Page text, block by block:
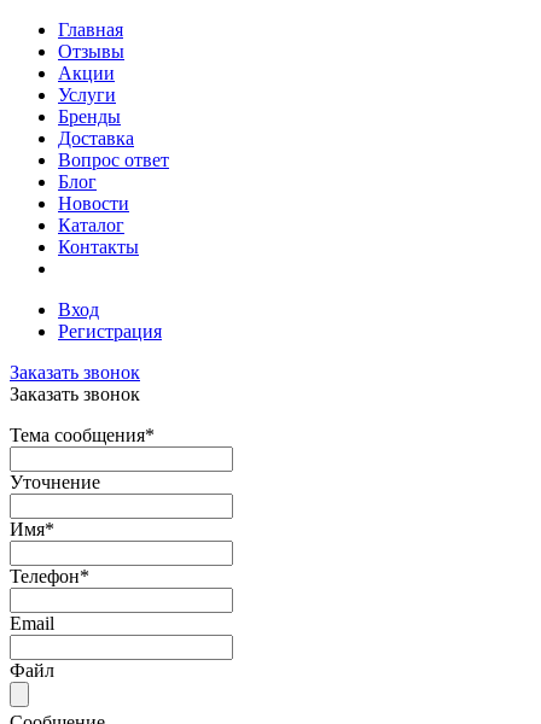
Главная
Отзывы
Акции
Услуги
Бренды
Доставка
Вопрос ответ
Блог
Новости
Каталог
Контакты
Вход
Регистрация
Заказать звонок
Заказать звонок
Тема сообщения*
Уточнение
Имя*
Телефон*
Email
Файл